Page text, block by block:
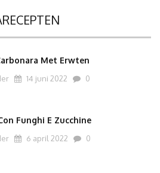
Met Erwten
14 juni 2022 0
Funghi E Zucchine
6 april 2022 0